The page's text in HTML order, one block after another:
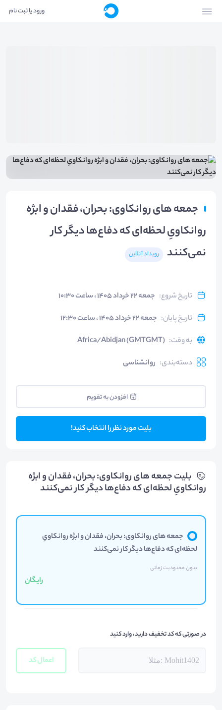
ورود یا ثبت نام
جمعه های روانکاوی: بحران، فقدان و ابژه
روانکاویِ لحظه‌ای که دفاع‌ها دیگر کار
نمی‌کنند
رویداد آنلاین
تاریخ شروع: جمعه ۲۲ خرداد ۱۴۰۵ ، ساعت ۱۰:۳۰
تاریخ پایان: جمعه ۲۲ خرداد ۱۴۰۵ ، ساعت ۱۲:۳۰
به وقت:
Africa/Abidjan (GMTGMT)
دسته‌بندی: روانشناسی
افزودن به تقویم
بلیت مورد نظر را انتخاب کنید!
بلیت‌ جمعه های روانکاوی: بحران، فقدان و ابژه
روانکاویِ لحظه‌ای که دفاع‌ها دیگر کار نمی‌کنند
جمعه های روانکاوی: بحران، فقدان و ابژه روانکاویِ
لحظه‌ای که دفاع‌ها دیگر کار نمی‌کنند
بدون محدودیت زمانی
رایگان
در صورتی که کد تخفیف دارید، وارد کنید
اعمال کد